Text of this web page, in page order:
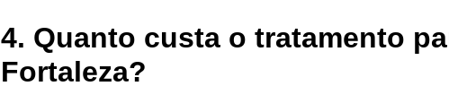
4. Quanto custa o tratamento
Fortaleza?